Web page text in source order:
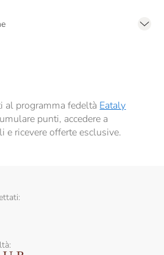
in caso di consenso prestato ai
al programma fedeltà Eataly
punti, accedere a
e ricevere offerte esclusive.